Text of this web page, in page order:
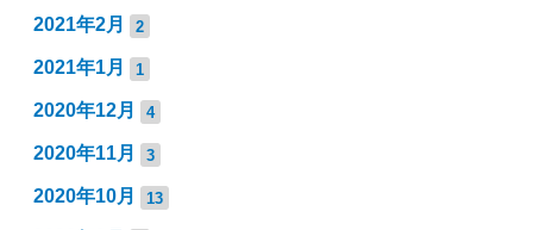
2021年2月 2
2021年1月 1
2020年12月 4
2020年11月 3
2020年10月 13